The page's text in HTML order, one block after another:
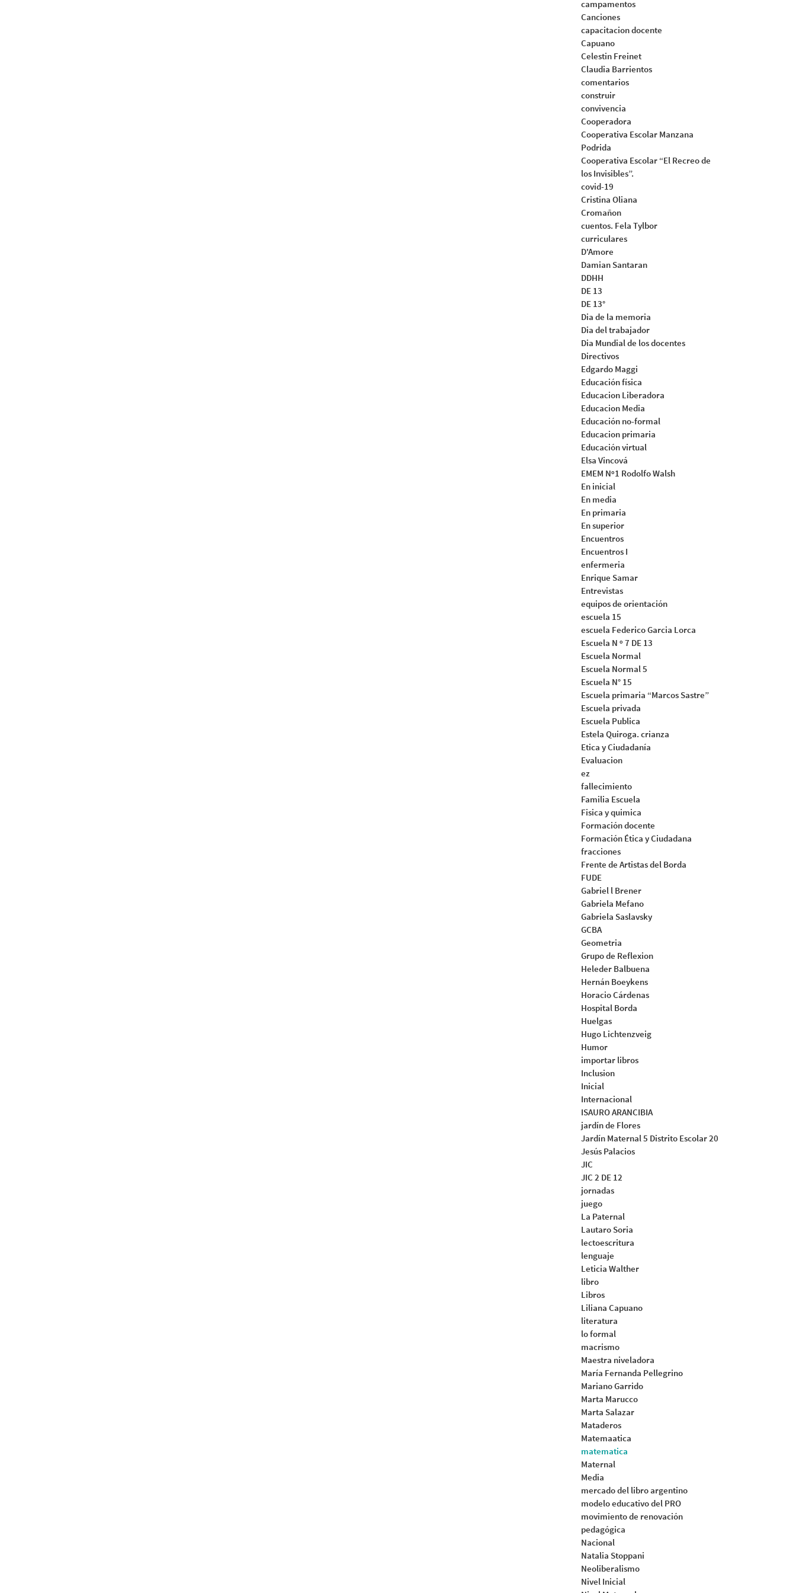
campamentos
Canciones
capacitacion docente
Capuano
Celestin Freinet
Claudia Barrientos
comentarios
construir
convivencia
Cooperadora
Cooperativa Escolar Manzana
Podrida
Cooperativa Escolar “El Recreo de
los Invisibles”.
covid-19
Cristina Oliana
Cromañon
cuentos. Fela Tylbor
curriculares
D'Amore
Damian Santaran
DDHH
DE 13
DE 13°
Dia de la memoria
Dia del trabajador
Dia Mundial de los docentes
Directivos
Edgardo Maggi
Educación física
Educacion Liberadora
Educacion Media
Educación no-formal
Educacion primaria
Educación virtual
Elsa Vincová
EMEM Nº1 Rodolfo Walsh
En inicial
En media
En primaria
En superior
Encuentros
Encuentros I
enfermeria
Enrique Samar
Entrevistas
equipos de orientación
escuela 15
escuela Federico Garcia Lorca
Escuela N º 7 DE 13
Escuela Normal
Escuela Normal 5
Escuela N° 15
Escuela primaria “Marcos Sastre”
Escuela privada
Escuela Publica
Estela Quiroga. crianza
Etica y Ciudadanía
Evaluacion
ez
fallecimiento
Familia Escuela
Fisica y quimica
Formación docente
Formación Ética y Ciudadana
fracciones
Frente de Artistas del Borda
FUDE
Gabriel l Brener
Gabriela Mefano
Gabriela Saslavsky
GCBA
Geometria
Grupo de Reflexion
Heleder Balbuena
Hernán Boeykens
Horacio Cárdenas
Hospital Borda
Huelgas
Hugo Lichtenzveig
Humor
importar libros
Inclusion
Inicial
Internacional
ISAURO ARANCIBIA
jardín de Flores
Jardín Maternal 5 Distrito Escolar 20
Jesús Palacios
JIC
JIC 2 DE 12
jornadas
juego
La Paternal
Lautaro Soria
lectoescritura
lenguaje
Leticia Walther
libro
Libros
Liliana Capuano
literatura
lo formal
macrismo
Maestra niveladora
María Fernanda Pellegrino
Mariano Garrido
Marta Marucco
Marta Salazar
Mataderos
Matemaatica
matematica
Maternal
Media
mercado del libro argentino
modelo educativo del PRO
movimiento de renovación
pedagógica
Nacional
Natalia Stoppani
Neoliberalismo
Nivel Inicial